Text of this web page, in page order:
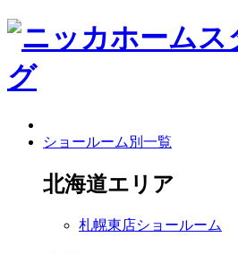
ショールーム別一覧
北海道エリア
札幌東店ショールーム